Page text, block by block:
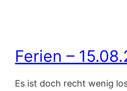
Ferien –
Es ist doch recht wenig